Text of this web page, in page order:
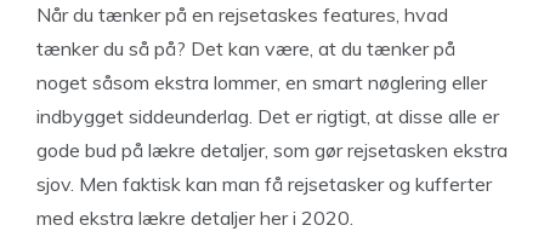
Når du tænker på en rejsetaskes features, hvad
tænker du så på? Det kan være, at du tænker på
noget såsom ekstra lommer, en smart nøglering eller
indbygget siddeunderlag. Det er rigtigt, at disse alle er
gode bud på lækre detaljer, som gør rejsetasken ekstra
sjov. Men faktisk kan man få rejsetasker og kufferter
med ekstra lækre detaljer her i 2020.